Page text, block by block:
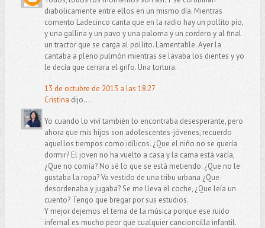
diabolicamente entre ellos en un mismo día. Mientras
comento Ladecinco canta que en la radio hay un pollito pío,
y una gallina y un pavo y una paloma y un cordero y al final
un tractor que se carga al pollito. Lamentable. Ayer la
cantaba a pleno pulmón mientras se lavaba los dientes y yo
le decía que cerrara el grifo. Una tortura.
13 de octubre de 2013 a las 18:27
Cristina dijo...
Yo cuando lo viví también lo encontraba desesperante, pero
ahora que mis hijos son adolescentes-jóvenes, recuerdo
aquellos tiempos como idílicos. ¿Que el niño no se quería
dormir? El joven no ha vuelto a casa y la cama está vacía,
¿Que no comía? No sé lo que se está metiendo. ¿Que no le
gustaba la ropa? Va vestido de una tribu urbana ¿Que
desordenaba y jugaba? Se me lleva el coche, ¿Que leía un
cuento? Tengo que bregar por sus estudios.
Y mejor dejemos el tema de la música porque ese ruido
infernal es mucho peor que cualquier cancioncilla infantil.